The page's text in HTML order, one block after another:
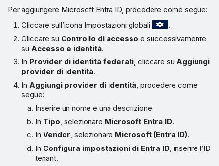
Per aggiungere Microsoft Entra ID, procedere come segue:
Cliccare sull’icona Impostazioni globali
.
Cliccare su Controllo di accesso e successivamente
suAccesso e identità.
In Provider di identità federati, cliccare suAggiungi
provider di identità.
InAggiungi provider di identità, procedere come
segue:
Inserire un nome e una descrizione.
In Tipo, selezionare Microsoft Entra ID.
InVendor, selezionare Microsoft (Entra ID).
In Configura impostazioni di Entra ID, inserire l’ID
tenant.